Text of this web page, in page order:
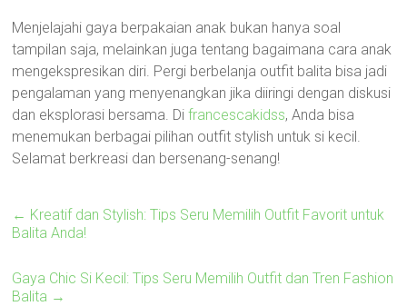
Menjelajahi gaya berpakaian anak bukan hanya soal
tampilan saja, melainkan juga tentang bagaimana cara anak
mengekspresikan diri. Pergi berbelanja outfit balita bisa jadi
pengalaman yang menyenangkan jika diiringi dengan diskusi
dan eksplorasi bersama. Difrancescakidss, Anda bisa
menemukan berbagai pilihan outfit stylish untuk si kecil.
Selamat berkreasi dan bersenang-senang!
← Kreatif dan Stylish: Tips Seru Memilih Outfit Favorit untuk
Balita Anda!
Gaya Chic Si Kecil: Tips Seru Memilih Outfit dan Tren Fashion
Balita →